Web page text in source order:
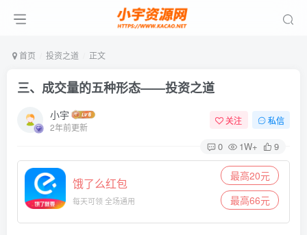
首页 投资之道 正文
三、成交量的五种形态——投资之道
小宇
2年前更新
关注 私信
0 1W+ 9
饿了么红包
每天可领 全场通用
最高20元
最高66元